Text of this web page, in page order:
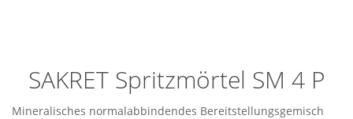
SAKRET Spritzmörtel SM 4 P
Mineralisches normalabbindendes Bereitstellungsgemisch